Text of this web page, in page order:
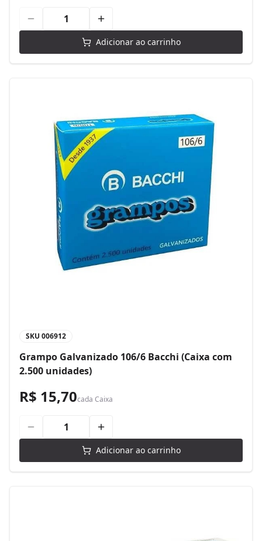
Adicionar ao carrinho
SKU 006912
Grampo Galvanizado 106/6 Bacchi (Caixa com
2.500 unidades)
R$ 15,70cada Caixa
Adicionar ao carrinho